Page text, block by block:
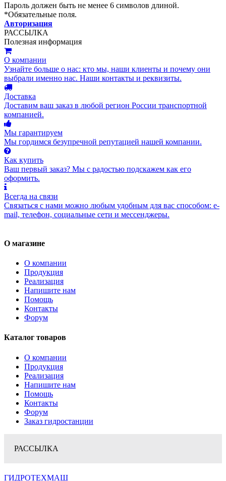
Пароль должен быть не менее 6 символов длиной.
*Обязательные поля.
Авторизация
РАССЫЛКА
Полезная информация
О компании
Узнайте больше о нас: кто мы, наши клиенты и почему они
выбрали именно нас. Наши контакты и реквизиты.
Доставка
Доставим ваш заказ в любой регион России транспортной
компанией.
Мы гарантируем
Мы гордимся безупречной репутацией нашей компании.
Как купить
Ваш первый заказ? Мы с радостью подскажем как его
оформить.
Всегда на связи
Связаться с нами можно любым удобным для вас способом: e-
mail, телефон, социальные сети и мессенджеры.
О магазине
О компании
Продукция
Реализация
Напишите нам
Помощь
Контакты
Форум
Каталог товаров
О компании
Продукция
Реализация
Напишите нам
Помощь
Контакты
Форум
Заказ гидростанции
РАССЫЛКА
ГИДРОТЕХМАШ